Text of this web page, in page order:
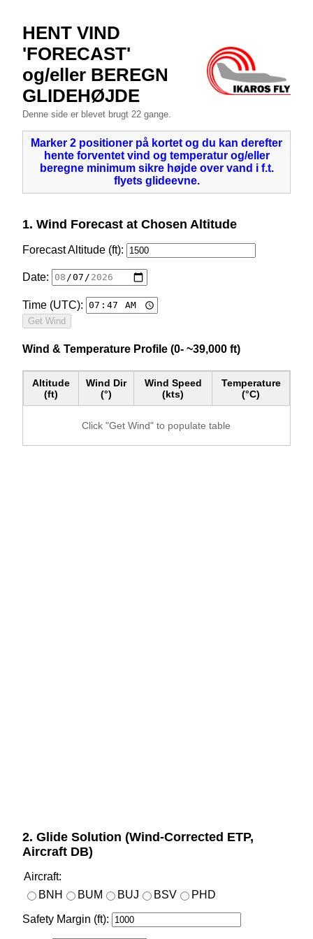
HENT VIND
'FORECAST'
og/eller BEREGN
GLIDEHØJDE
Denne side er blevet brugt 22 gange.
Marker 2 positioner på kortet og du kan derefter
hente forventet vind og temperatur og/eller
beregne minimum sikre højde over vand i f.t.
flyets glideevne.
1. Wind Forecast at Chosen Altitude
Forecast Altitude (ft):
Date:
Time (UTC):
Get Wind
Wind & Temperature Profile (0- ~39,000 ft)
Altitude
(ft)
Wind Dir
(°)
Wind Speed
(kts)
Temperature
(°C)
Click "Get Wind" to populate table
2. Glide Solution (Wind-Corrected ETP,
Aircraft DB)
Aircraft:
BNH
BUM BUJ BSV PHD
Safety Margin (ft):